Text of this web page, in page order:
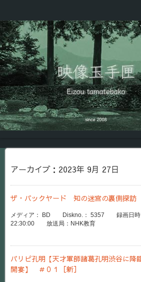
アーカイブ：2023年 9月 27日
ザ・バックヤード 知の迷宮の裏側探
メディア： BD Diskno.： 5357 録画日時
22:30:00 放送局：NHK教育
パリピ孔明【天才軍師諸葛孔明渋谷に降
開宴】 ＃０１［新］